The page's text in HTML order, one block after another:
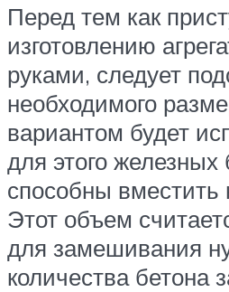
Перед тем как
изготовлению
руками, следует
необходимого
вариантом будет
для этого железных
способны
Этот объем
для замешивания
количества бетона